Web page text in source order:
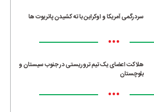
سردرگمی آمریکا و اوکراین با ته کشیدن پاتریوت ها
•••
هلاکت اعضای یک تیم تروریستی در جنوب سیستان و
بلوچستان
•••